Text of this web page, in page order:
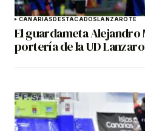
CANARIASDESTACADOSLANZAROTE
El guardameta
portería de la UD